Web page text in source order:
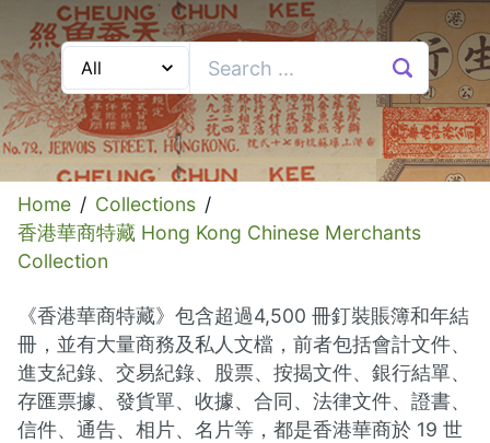
Home / Collections /
香港華商特藏 Hong Kong Chinese Merchants
Collection
《香港華商特藏》包含超過4,500 冊釘裝賬簿和年結
冊，並有大量商務及私人文檔，前者包括會計文件、
進支紀錄、交易紀錄、股票、按揭文件、銀行結單、
存匯票據、發貨單、收據、合同、法律文件、證書、
信件、通告、相片、名片等，都是香港華商於 19 世